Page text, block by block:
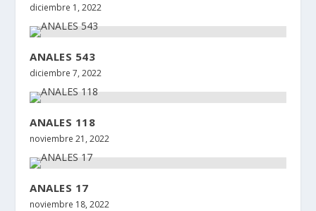
diciembre 1, 2022
ANALES 543
diciembre 7, 2022
ANALES 118
noviembre 21, 2022
ANALES 17
noviembre 18, 2022